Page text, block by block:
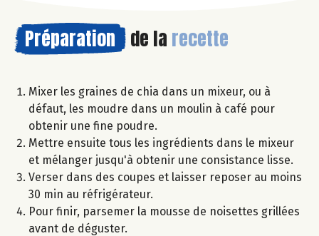
Préparation de la recette
Mixer les graines de chia dans un mixeur, ou à
défaut, les moudre dans un moulin à café pour
obtenir une fine poudre.
Mettre ensuite tous les ingrédients dans le mixeur
et mélanger jusqu'à obtenir une consistance lisse.
Verser dans des coupes et laisser reposer au moins
30 min au réfrigérateur.
Pour finir, parsemer la mousse de noisettes grillées
avant de déguster.